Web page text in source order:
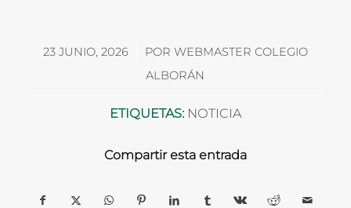
23 JUNIO, 2026
/ POR WEBMASTER COLEGIO
ALBORÁN
ETIQUETAS: NOTICIA
Compartir esta entrada